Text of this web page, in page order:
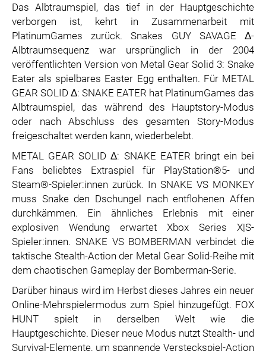
Das Albtraumspiel, das tief in der Hauptgeschichte
verborgen ist, kehrt in Zusammenarbeit mit
PlatinumGames zurück. Snakes GUY SAVAGE Δ-
Albtraumsequenz war ursprünglich in der 2004
veröffentlichten Version von Metal Gear Solid 3: Snake
Eater als spielbares Easter Egg enthalten. Für METAL
GEAR SOLID Δ: SNAKE EATER hat PlatinumGames das
Albtraumspiel, das während des Hauptstory-Modus
oder nach Abschluss des gesamten Story-Modus
freigeschaltet werden kann, wiederbelebt.
METAL GEAR SOLID Δ: SNAKE EATER bringt ein bei
Fans beliebtes Extraspiel für PlayStation®5- und
Steam®-Spieler:innen zurück. In SNAKE VS MONKEY
muss Snake den Dschungel nach entflohenen Affen
durchkämmen. Ein ähnliches Erlebnis mit einer
explosiven Wendung erwartet Xbox Series X|S-
Spieler:innen. SNAKE VS BOMBERMAN verbindet die
taktische Stealth-Action der Metal Gear Solid-Reihe mit
dem chaotischen Gameplay der Bomberman-Serie.
Darüber hinaus wird im Herbst dieses Jahres ein neuer
Online-Mehrspielermodus zum Spiel hinzugefügt. FOX
HUNT spielt in derselben Welt wie die
Hauptgeschichte. Dieser neue Modus nutzt Stealth- und
Survival-Elemente, um spannende Versteckspiel-Action